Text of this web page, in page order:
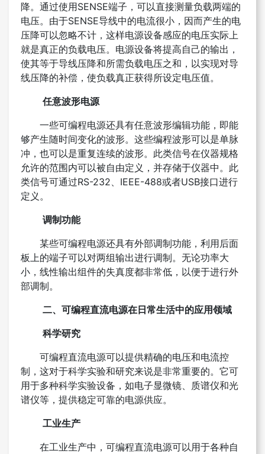
降。通过使用SENSE端子，可以直接测量负载两端的
电压。由于SENSE导线中的电流很小，因而产生的电
压降可以忽略不计，这样电源设备感应的电压实际上
就是真正的负载电压。电源设备将提高自己的输出，
使其等于导线压降和所需负载电压之和，以实现对导
线压降的补偿，使负载真正获得所设定电压值。
任意波形电源
一些可编程电源还具有任意波形编辑功能，即能
够产生随时间变化的波形。这些编程波形可以是单脉
冲，也可以是重复连续的波形。此类信号在仪器规格
允许的范围内可以被自由定义，并存储于仪器中。此
类信号可通过RS-232、IEEE-488或者USB接口进行
定义。
调制功能
某些可编程电源还具有外部调制功能，利用后面
板上的端子可以对两组输出进行调制。无论功率大
小，线性输出组件的失真度都非常低，以便于进行外
部调制。
二、可编程直流电源在日常生活中的应用领域
科学研究
可编程直流电源可以提供精确的电压和电流控
制，这对于科学实验和研究来说是非常重要的。它可
用于多种科学实验设备，如电子显微镜、质谱仪和光
谱仪等，提供稳定可靠的电源供应。
工业生产
在工业生产中，可编程直流电源可以用于各种自